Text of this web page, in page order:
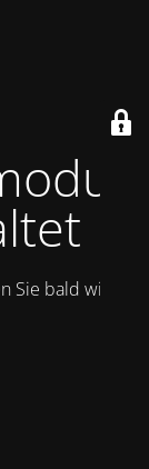
Sie bald wieder.